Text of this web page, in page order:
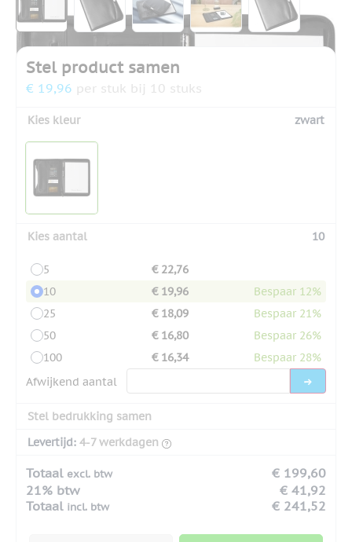
Stel product samen
€ 19,96 per stuk bij 10 stuks
Kies kleur zwart
Kies aantal 10
5
€ 22,76
10
€ 19,96
Bespaar 12%
25
€ 18,09
Bespaar 21%
50
€ 16,80
Bespaar 26%
100
€ 16,34
Bespaar 28%
Afwijkend aantal
Stel bedrukking samen
Levertijd: 4-7 werkdagen
Totaal excl. btw
€ 199,60
21% btw
€ 41,92
Totaal incl. btw € 241,52